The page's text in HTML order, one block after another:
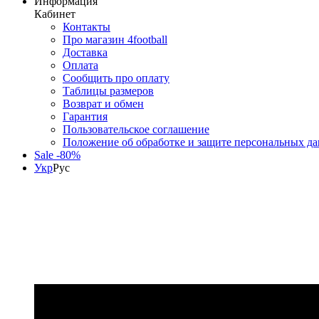
Кабинет
Контакты
Про магазин 4football
Доставка
Оплата
Сообщить про оплату
Таблицы размеров
Возврат и обмен
Гарантия
Пользовательское соглашение
Положение об обработке и защите персональных
Sale -80%
УкрРус